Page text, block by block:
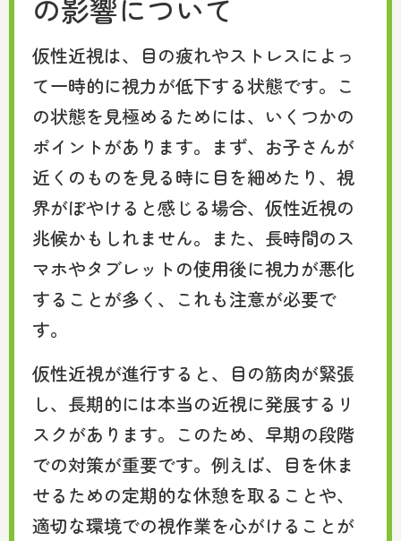
の影響について
仮性近視は、目の疲れやストレスによっ
て一時的に視力が低下する状態です。こ
の状態を見極めるためには、いくつかの
ポイントがあります。まず、お子さんが
近くのものを見る時に目を細めたり、視
界がぼやけると感じる場合、仮性近視の
兆候かもしれません。また、長時間のス
マホやタブレットの使用後に視力が悪化
することが多く、これも注意が必要で
す。
仮性近視が進行すると、目の筋肉が緊張
し、長期的には本当の近視に発展するリ
スクがあります。このため、早期の段階
での対策が重要です。例えば、目を休ま
せるための定期的な休憩を取ることや、
適切な環境での視作業を心がけることが